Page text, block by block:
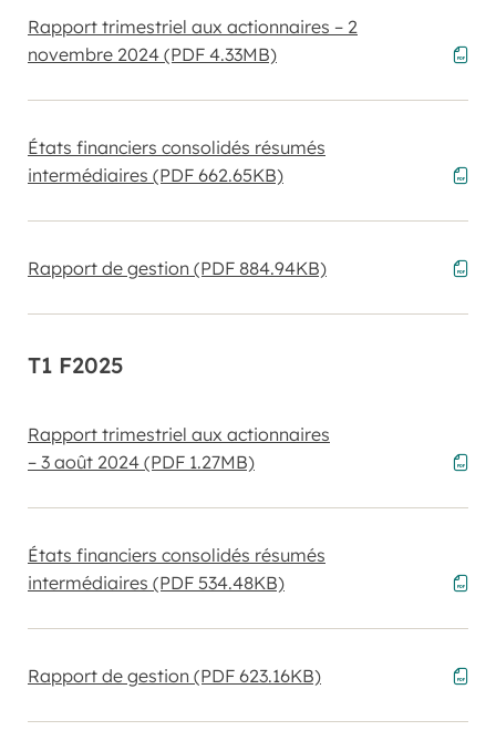
Rapport trimestriel aux actionnaires – 2
novembre 2024 (PDF 4.33MB)
États financiers consolidés résumés
intermédiaires (PDF 662.65KB)
Rapport de gestion (PDF 884.94KB)
T1 F2025
Rapport trimestriel aux actionnaires
– 3 août 2024 (PDF 1.27MB)
États financiers consolidés résumés
intermédiaires (PDF 534.48KB)
Rapport de gestion (PDF 623.16KB)